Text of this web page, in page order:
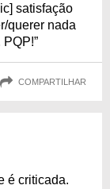
satisfação
querer nada
COMPARTILHAR
é criticada.